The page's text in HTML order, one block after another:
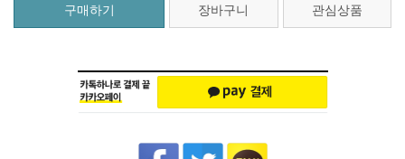
구매하기 장바구니 관심상품